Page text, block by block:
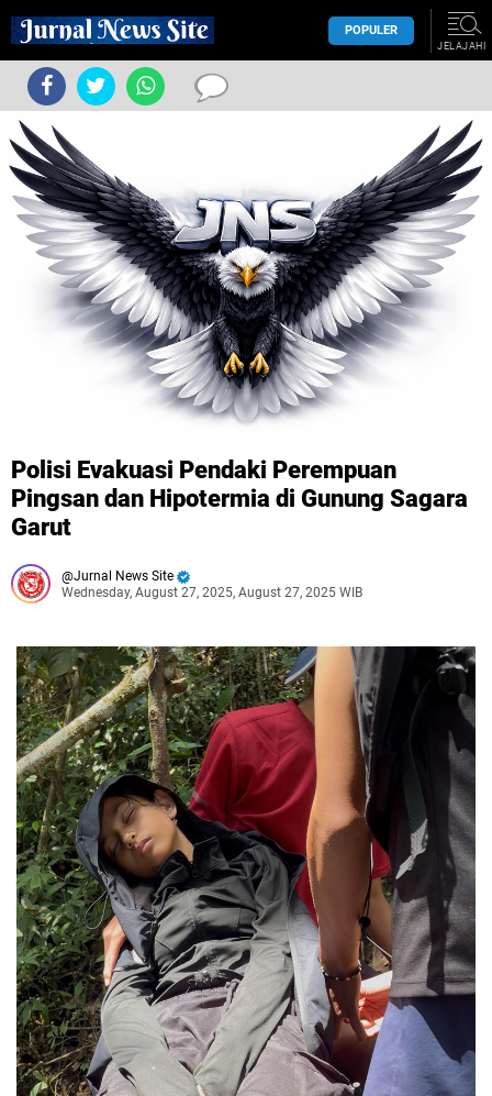
POPULER
JELAJAHI
Polisi Evakuasi Pendaki Perempuan
Pingsan dan Hipotermia di Gunung Sagara
Garut
Jurnal News Site
Wednesday, August 27, 2025, August 27, 2025 WIB